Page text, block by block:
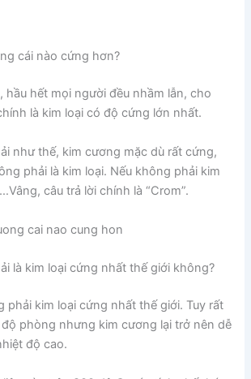
cái nào cứng hơn?
hầu hết mọi người đều nhầm lẫn, cho
là kim loại có độ cứng lớn nhất.
như thế, kim cương mặc dù rất cứng,
phải là kim loại. Nếu không phải kim
câu trả lời chính là “Crom”.
là kim loại cứng nhất thế giới không?
phải kim loại cứng nhất thế giới. Tuy rất
phòng nhưng kim cương lại trở nên dễ
độ cao.